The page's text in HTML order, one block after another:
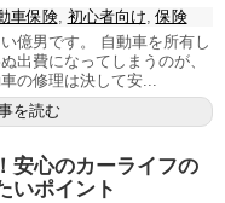
車保険, 初心者向け,保険
億男です。 自動車を所有し
出費になってしまうのが、
の修理は決して安...
を読む
安心のカーライフの
いポイント